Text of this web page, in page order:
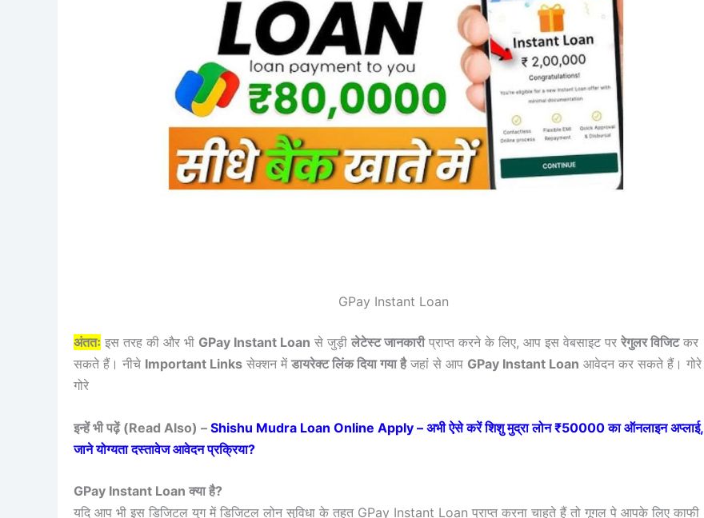
GPay Instant Loan
अंततः इस तरह की और भी GPay Instant Loan से जुड़ी लेटेस्ट जानकारीप्राप्त करने के लिए, आप इस वेबसाइट पर रेगुलर विजिटकर
सकते हैं। नीचे Important Links सेक्शन में डायरेक्ट लिंक दिया गया हैजहां से आप GPay Instant Loan आवेदन कर सकते हैं। गोरे
गोरे
इन्हें भी पढ़ें (Read Also) – Shishu Mudra Loan Online Apply – अभी ऐसे करें शिशु मुद्रा लोन ₹50000 का ऑनलाइन अप्लाई,
जाने योग्यता दस्तावेज आवेदन प्रक्रिया?
GPay Instant Loan क्या है?
यदि आप भी इस डिजिटल युग में डिजिटल लोन सुविधा के तहत GPay Instant Loan प्राप्त करना चाहते हैं तो गूगल पे आपके लिए काफी